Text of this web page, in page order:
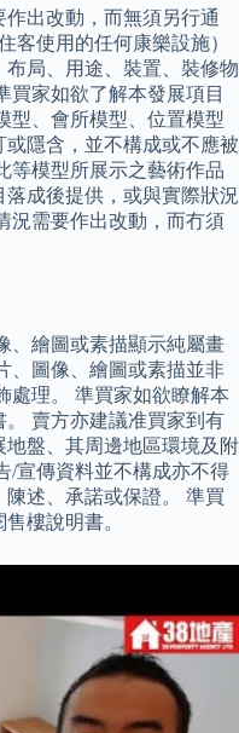
出改動，而無須另行通
客使用的任何康樂設施）
局、用途、裝置、裝修物
買家如欲了解本發展項目
型、會所模型、位置模型
隱含，並不構成或不應被
等模型所展示之藝術作品
成後提供，或與實際狀況
況需要作出改動，而冇須
、繪圖或素描顯示純屬畫
、圖像、繪圖或素描並非
處理。 準買家如欲瞭解本
賣方亦建議准買家到有
盤、其周邊地區環境及附
/宣傳資料並不構成亦不得
述、承諾或保證。 準買
樓說明書。